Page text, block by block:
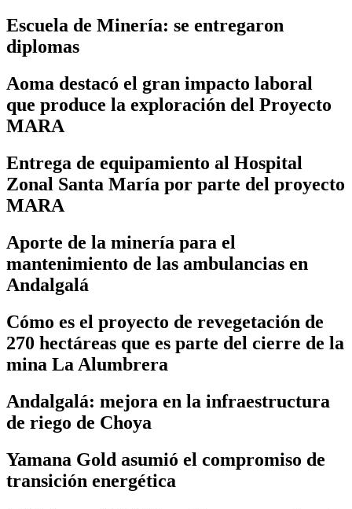
Escuela de Minería: se entregaron
diplomas
Aoma destacó el gran impacto laboral
que produce la exploración del Proyecto
MARA
Entrega de equipamiento al Hospital
Zonal Santa María por parte del proyecto
MARA
Aporte de la minería para el
mantenimiento de las ambulancias en
Andalgalá
Cómo es el proyecto de revegetación de
270 hectáreas que es parte del cierre de la
mina La Alumbrera
Andalgalá: mejora en la infraestructura
de riego de Choya
Yamana Gold asumió el compromiso de
transición energética